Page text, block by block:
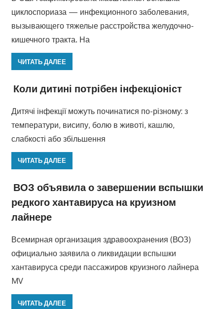
циклоспориаза — инфекционного заболевания,
вызывающего тяжелые расстройства желудочно-
кишечного тракта. На
ЧИТАТЬ ДАЛЕЕ
Коли дитині потрібен інфекціоніст
Дитячі інфекції можуть починатися по-різному: з
температури, висипу, болю в животі, кашлю,
слабкості або збільшення
ЧИТАТЬ ДАЛЕЕ
ВОЗ объявила о завершении вспышки
редкого хантавируса на круизном
лайнере
Всемирная организация здравоохранения (ВОЗ)
официально заявила о ликвидации вспышки
хантавируса среди пассажиров круизного лайнера
MV
ЧИТАТЬ ДАЛЕЕ